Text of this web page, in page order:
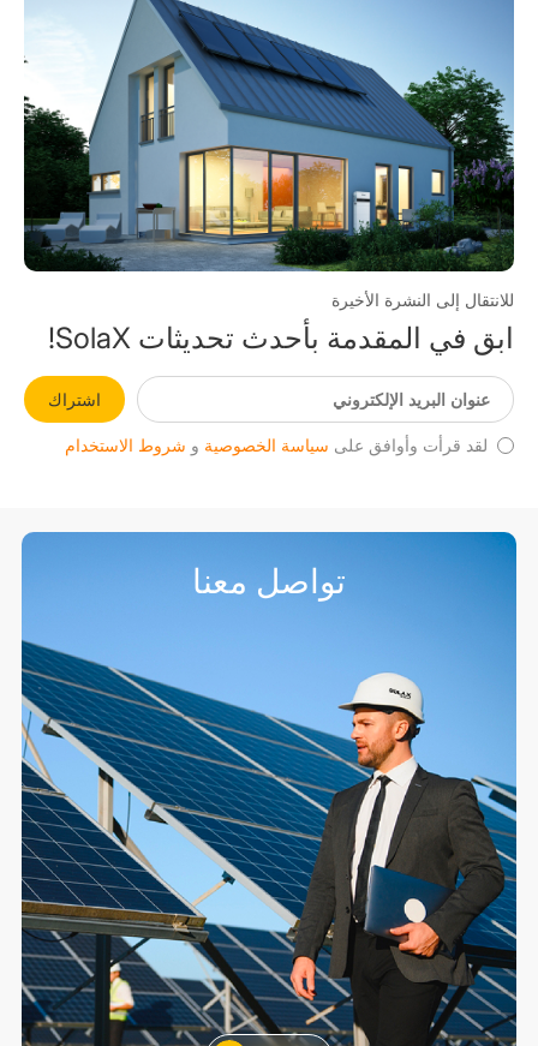
للانتقال إلى النشرة الأخيرة
ابق في المقدمة بأحدث تحديثات SolaX!
اشتراك
لقد قرأت وأوافق على سياسة الخصوصية و شروط الاستخدام
تواصل معنا